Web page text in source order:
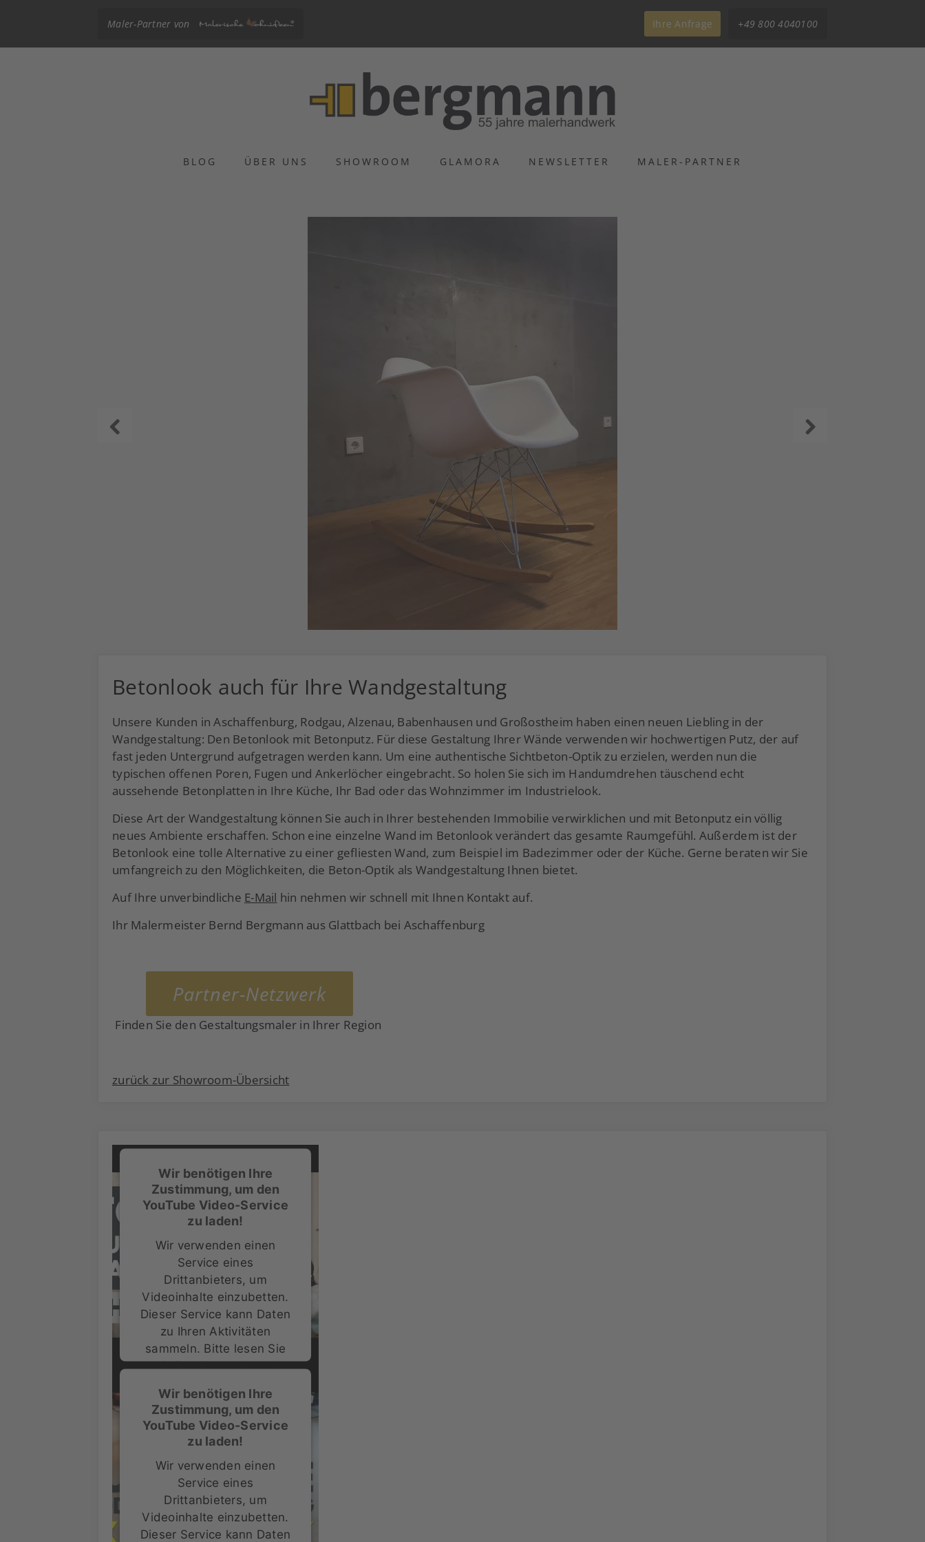
Maler-Partner von Ihre Anfrage +49 800 4040100
BLOG ÜBER UNS SHOWROOM GLAMORA NEWSLETTER MALER-PARTNER
Betonlook auch für Ihre Wandgestaltung
Unsere Kunden in Aschaffenburg, Rodgau, Alzenau, Babenhausen und Großostheim haben einen neuen Liebling in der
Wandgestaltung: Den Betonlook mit Betonputz. Für diese Gestaltung Ihrer Wände verwenden wir hochwertigen Putz, der auf
fast jeden Untergrund aufgetragen werden kann. Um eine authentische Sichtbeton-Optik zu erzielen, werden nun die
typischen offenen Poren, Fugen und Ankerlöcher eingebracht. So holen Sie sich im Handumdrehen täuschend echt
aussehende Betonplatten in Ihre Küche, Ihr Bad oder das Wohnzimmer im Industrielook.
Diese Art der Wandgestaltung können Sie auch in Ihrer bestehenden Immobilie verwirklichen und mit Betonputz ein völlig
neues Ambiente erschaffen. Schon eine einzelne Wand im Betonlook verändert das gesamte Raumgefühl. Außerdem ist der
Betonlook eine tolle Alternative zu einer gefliesten Wand, zum Beispiel im Badezimmer oder der Küche. Gerne beraten wir Sie
umfangreich zu den Möglichkeiten, die Beton-Optik als Wandgestaltung Ihnen bietet.
Auf Ihre unverbindliche E-Mail hin nehmen wir schnell mit Ihnen Kontakt auf.
Ihr Malermeister Bernd Bergmann aus Glattbach bei Aschaffenburg
Partner-Netzwerk
Finden Sie den Gestaltungsmaler in Ihrer Region
zurück zur Showroom-Übersicht
Wir benötigen Ihre
Zustimmung, um den
YouTube Video-Service
zu laden!
Wir verwenden einen
Service eines
Drittanbieters, um
Videoinhalte einzubetten.
Dieser Service kann Daten
zu Ihren Aktivitäten
sammeln. Bitte lesen Sie
die Details durch und
des Service zu, um dieses
Video anzusehen.
Akzeptieren
powered by Usercentrics
Consent Management Platform
Wir benötigen Ihre
Zustimmung, um den
YouTube Video-Service
zu laden!
Wir verwenden einen
Service eines
Drittanbieters, um
Videoinhalte einzubetten.
Dieser Service kann Daten